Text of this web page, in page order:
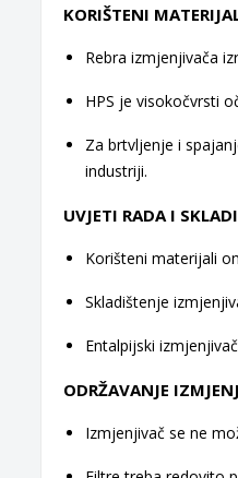
KORIŠTENI
Rebra izmjenjivača
HPS je visokočvrsti
Za brtvljenje i
industriji.
UVJETI RADA I
Korišteni materijali
Skladištenje
Entalpijski
ODRŽAVANJE
Izmjenjivač se ne